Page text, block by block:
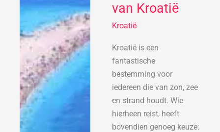
van Kroatië
Kroatië
Kroatië is een
fantastische
bestemming voor
iedereen die van zon, zee
en strand houdt. Wie
hierheen reist, heeft
bovendien genoeg keuze:
weten
over
kust
van
Kroatië